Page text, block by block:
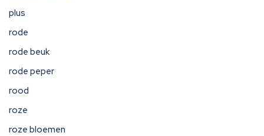
plus
rode
rode beuk
rode peper
rood
roze
roze bloemen